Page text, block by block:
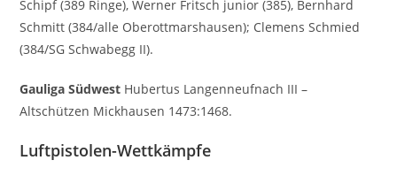
Schipf (389 Ringe), Werner Fritsch junior (385), Bernhard
Schmitt (384/alle Oberottmarshausen); Clemens Schmied
(384/SG Schwabegg II).
Gauliga Südwest Hubertus Langenneufnach III –
Altschützen Mickhausen 1473:1468.
Luftpistolen-Wettkämpfe